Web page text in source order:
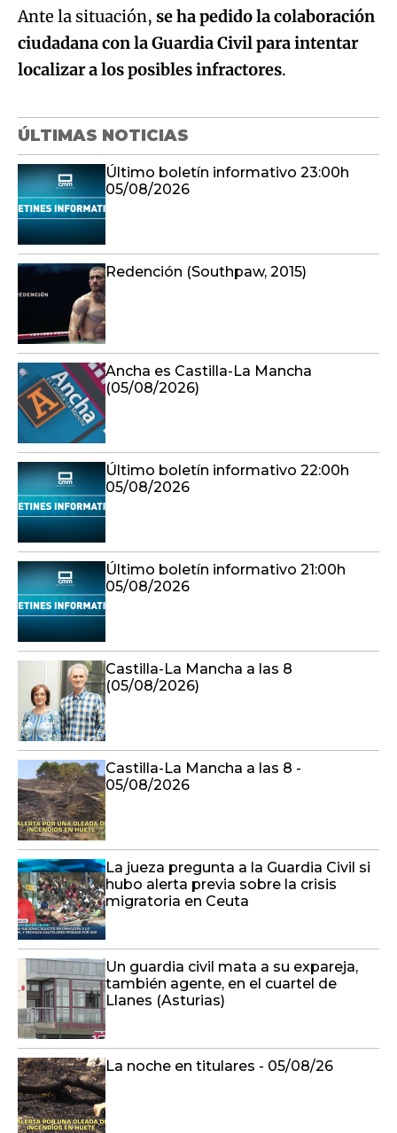
Ante la situación, se ha pedido la colaboración
ciudadana con la Guardia Civil para intentar
localizar a los posibles infractores.
ÚLTIMAS NOTICIAS
Último boletín informativo 23:00h
05/08/2026
Redención (Southpaw, 2015)
Ancha es Castilla-La Mancha
(05/08/2026)
Último boletín informativo 22:00h
05/08/2026
Último boletín informativo 21:00h
05/08/2026
Castilla-La Mancha a las 8
(05/08/2026)
Castilla-La Mancha a las 8 -
05/08/2026
La jueza pregunta a la Guardia Civil si
hubo alerta previa sobre la crisis
migratoria en Ceuta
Un guardia civil mata a su expareja,
también agente, en el cuartel de
Llanes (Asturias)
La noche en titulares - 05/08/26